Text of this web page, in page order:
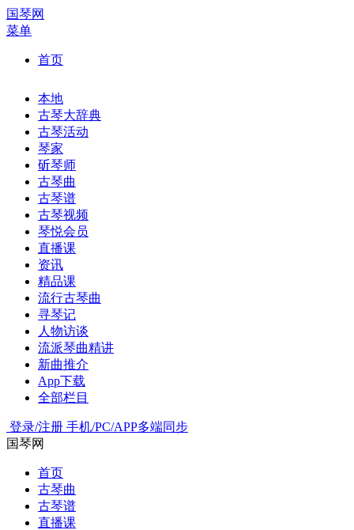
国琴网
菜单
首页
本地
古琴大辞典
古琴活动
琴家
斫琴师
古琴曲
古琴谱
古琴视频
琴悦会员
直播课
资讯
精品课
流行古琴曲
寻琴记
人物访谈
流派琴曲精讲
新曲推介
App下载
全部栏目
登录/注册 手机/PC/APP多端同步
国琴网
首页
古琴曲
古琴谱
直播课